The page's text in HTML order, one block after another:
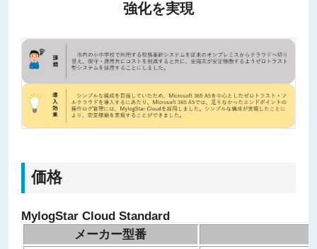
強化を実現
価格
MylogStar Cloud Standard
メーカー型番